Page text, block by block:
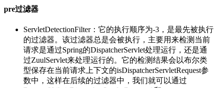
pre过滤器
ServletDetectionFilter：它的执行顺序为-3，是最先被执行
的过滤器。该过滤器总是会被执行，主要用来检测当前
请求是通过Spring的DispatcherServlet处理运行，还是通
过ZuulServlet来处理运行的。它的检测结果会以布尔类
型保存在当前请求上下文的isDispatcherServletRequest参
数中，这样在后续的过滤器中，我们就可以通过